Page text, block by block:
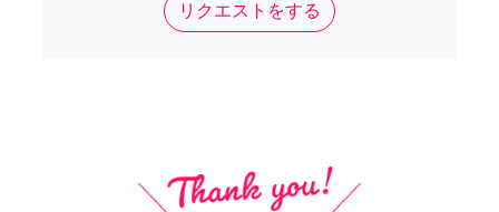
リクエストをする